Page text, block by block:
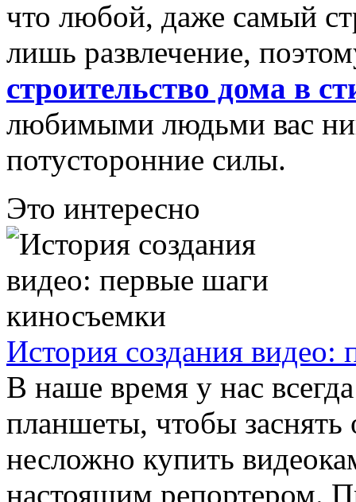
что любой, даже самый
лишь развлечение,
строительство дома в
любимыми людьми вас
потусторонние силы.
Это интересно
История создания
В наше время у нас
планшеты, чтобы
несложно купить
настоящим репортером.